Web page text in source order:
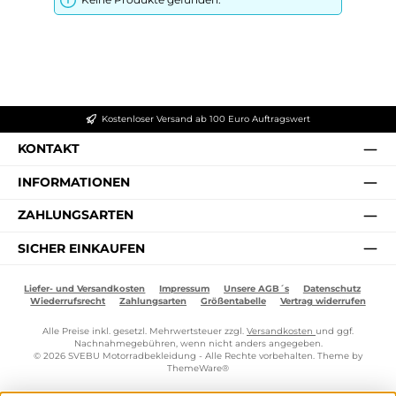
Kostenloser Versand ab 100 Euro Auftragswert
KONTAKT
INFORMATIONEN
ZAHLUNGSARTEN
SICHER EINKAUFEN
Liefer- und Versandkosten Impressum Unsere AGB´s
Datenschutz
Wiederrufsrecht
Zahlungsarten Größentabelle Vertrag widerrufen
Alle Preise inkl. gesetzl. Mehrwertsteuer zzgl. Versandkosten und ggf.
Nachnahmegebühren, wenn nicht anders angegeben.
© 2026 SVEBU Motorradbekleidung - Alle Rechte vorbehalten. Theme by
ThemeWare®